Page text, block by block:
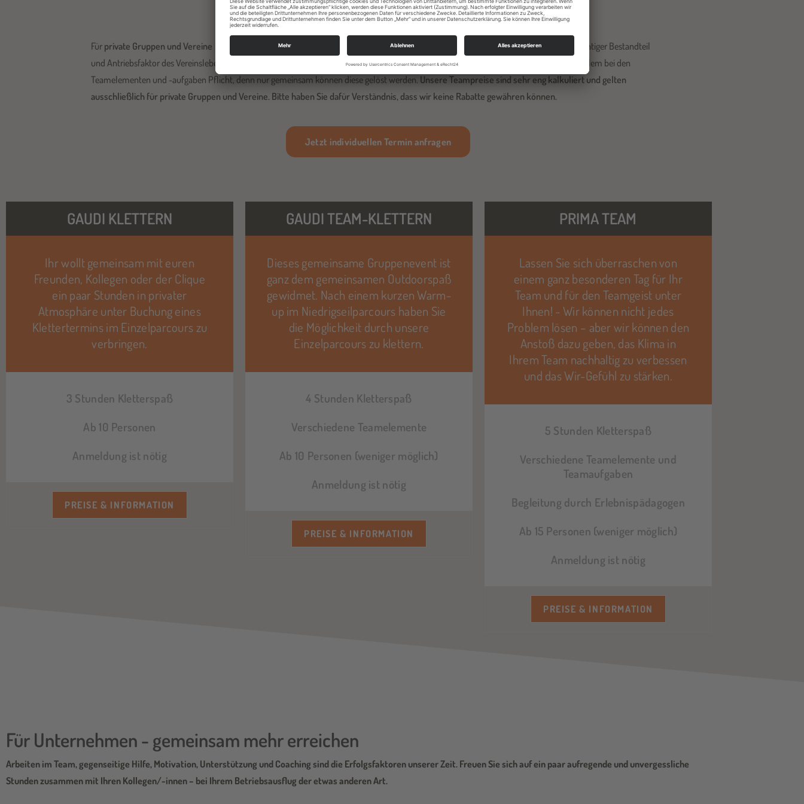
Private Gruppen und Vereine
Für private Gruppen und Vereine
haben wir spezielle Teampakete entwickelt. Gerade in Vereinen ist gegenseitige Hilfe und Vertrauen wichtiger Bestandteil
und Antriebsfaktor des Vereinslebens. Hierauf bauen unsere Kletterpakete auf. Gegenseitige Hilfe, Unterstützung und Vertrauen sind vor allem bei den
Teamelementen und -aufgaben Pflicht, denn nur gemeinsam können diese gelöst werden. Unsere Teampreise sind sehr eng kalkuliert und gelten
ausschließlich für private Gruppen und Vereine. Bitte haben Sie dafür Verständnis, dass wir keine Rabatte gewähren können.
Jetzt individuellen Termin anfragen
GAUDI KLETTERN
Ihr wollt gemeinsam mit euren
Freunden, Kollegen oder der Clique
ein paar Stunden in privater
Atmosphäre unter Buchung eines
Klettertermins im Einzelparcours zu
verbringen.
3 Stunden Kletterspaß
Ab 10 Personen
Anmeldung ist nötig
PREISE & INFORMATION
GAUDI TEAM-KLETTERN
Dieses gemeinsame Gruppenevent ist
ganz dem gemeinsamen Outdoorspaß
gewidmet. Nach einem kurzen Warm-
up im Niedrigseilparcours haben Sie
die Möglichkeit durch unsere
Einzelparcours zu klettern.
4 Stunden Kletterspaß
Verschiedene Teamelemente
Ab 10 Personen (weniger möglich)
Anmeldung ist nötig
PREISE & INFORMATION
PRIMA TEAM
Lassen Sie sich überraschen von
einem ganz besonderen Tag für Ihr
Team und für den Teamgeist unter
Ihnen! - Wir können nicht jedes
Problem lösen – aber wir können den
Anstoß dazu geben, das Klima in
Ihrem Team nachhaltig zu verbessen
und das Wir-Gefühl zu stärken.
5 Stunden Kletterspaß
Verschiedene Teamelemente und
Teamaufgaben
Begleitung durch Erlebnispädagogen
Ab 15 Personen (weniger möglich)
Anmeldung ist nötig
PREISE & INFORMATION
Für Unternehmen - gemeinsam mehr erreichen
Arbeiten im Team, gegenseitige Hilfe, Motivation, Unterstützung und Coaching sind die Erfolgsfaktoren unserer Zeit. Freuen Sie sich auf ein paar aufregende und unvergessliche
Stunden zusammen mit Ihren Kollegen/-innen – bei Ihrem Betriebsausflug der etwas anderen Art.